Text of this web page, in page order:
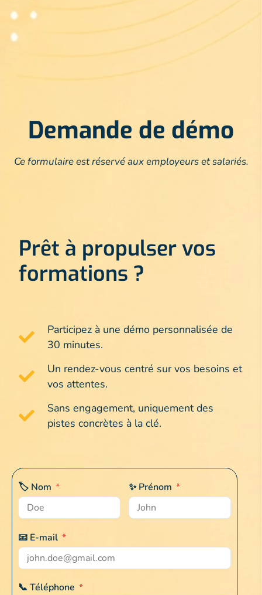
Demande de démo
Ce formulaire est réservé aux employeurs et salariés.
Prêt à propulser vos
formations ?
Participez à une démo personnalisée de
30 minutes.
Un rendez-vous centré sur vos besoins et
vos attentes.
Sans engagement, uniquement des
pistes concrètes à la clé.
🏷️ Nom * ✨ Prénom *
📧 E-mail *
📞 Téléphone *